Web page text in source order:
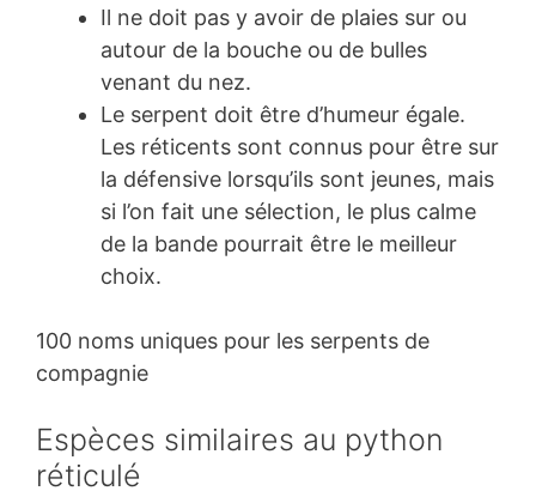
Il ne doit pas y avoir de plaies sur ou
autour de la bouche ou de bulles
venant du nez.
Le serpent doit être d’humeur égale.
Les réticents sont connus pour être sur
la défensive lorsqu’ils sont jeunes, mais
si l’on fait une sélection, le plus calme
de la bande pourrait être le meilleur
choix.
100 noms uniques pour les serpents de
compagnie
Espèces similaires au python
réticulé